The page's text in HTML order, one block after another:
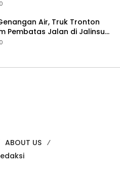
0
Air, Truk Tronton
Pembatas Jalan di Jalinsum
0
ABOUT US